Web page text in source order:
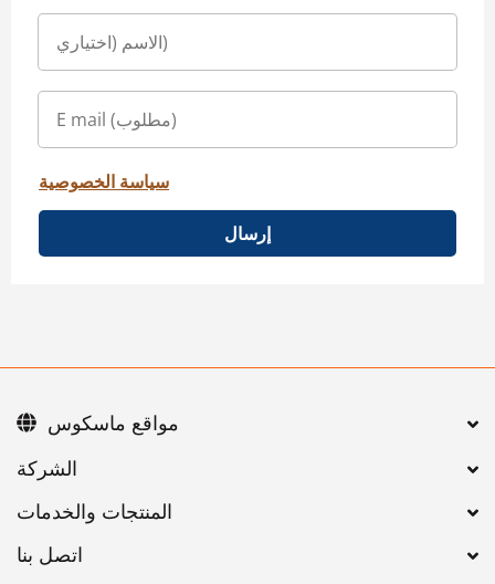
سياسة الخصوصية
إرسال
اتصل بنا
مواقع ماسكوس